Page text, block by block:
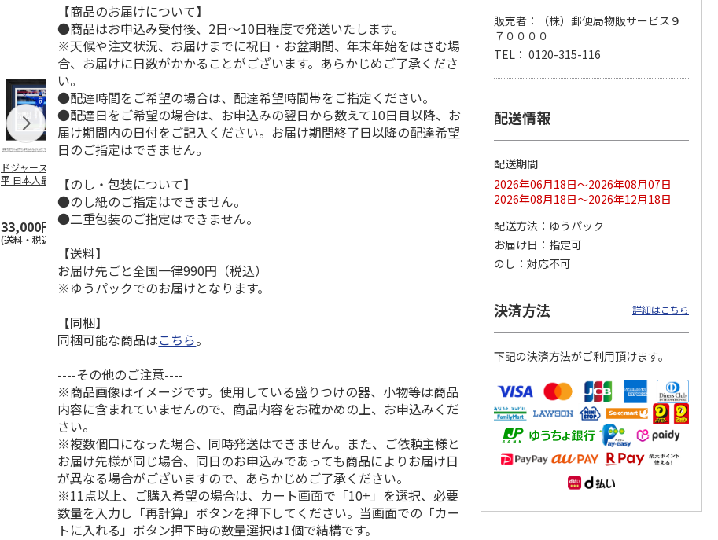
ドジャース 大谷翔
平 日本人最多53試
合連続出塁記念 ダ
33,000円
(送料・税込)
谷翔平 2026 NL 3・
4月投手…
33,000円
イ…
9,900円
ドジャース 大谷翔
平 日本人最多53試
合連続出塁記念 シ
ル…
17,000円
(送料・税込)
谷翔平 2026 NL 3・
4月投手…
【商品のお届けについて】
●商品はお申込み受付後、2日～10日程度で発送いたします。
※天候や注文状況、お届けまでに祝日・お盆期間、年末年始をはさむ場
合、お届けに日数がかかることがございます。あらかじめご了承くださ
い。
●配達時間をご希望の場合は、配達希望時間帯をご指定ください。
●配達日をご希望の場合は、お申込みの翌日から数えて10日目以降、お
届け期間内の日付をご記入ください。お届け期間終了日以降の配達希望
日のご指定はできません。
【のし・包装について】
●のし紙のご指定はできません。
●二重包装のご指定はできません。
【送料】
お届け先ごと全国一律990円（税込）
※ゆうパックでのお届けとなります。
【同梱】
同梱可能な商品はこちら。
----その他のご注意----
※商品画像はイメージです。使用している盛りつけの器、小物等は商品
内容に含まれていませんので、商品内容をお確かめの上、お申込みくだ
さい。
※複数個口になった場合、同時発送はできません。また、ご依頼主様と
お届け先様が同じ場合、同日のお申込みであっても商品によりお届け日
が異なる場合がございますので、あらかじめご了承ください。
※11点以上、ご購入希望の場合は、カート画面で「10+」を選択、必要
数量を入力し「再計算」ボタンを押下してください。当画面での「カー
トに入れる」ボタン押下時の数量選択は1個で結構です。
販売者：（株）郵便局物販サービス９
７００００
TEL： 0120-315-116
配送情報
配送期間
2026年06月18日～2026年08月07日
2026年08月18日～2026年12月18日
配送方法
ゆうパック
お届け日
指定可
のし
対応不可
決済方法 詳細はこちら
下記の決済方法がご利用頂けます。